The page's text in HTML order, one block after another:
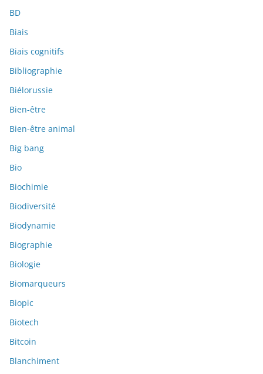
BD
Biais
Biais cognitifs
Bibliographie
Biélorussie
Bien-être
Bien-être animal
Big bang
Bio
Biochimie
Biodiversité
Biodynamie
Biographie
Biologie
Biomarqueurs
Biopic
Biotech
Bitcoin
Blanchiment